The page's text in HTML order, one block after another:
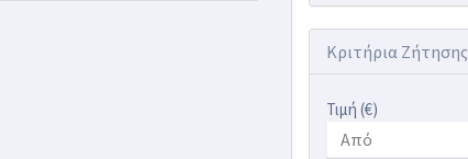
Κριτήρια Ζήτησης
Τιμή (€)